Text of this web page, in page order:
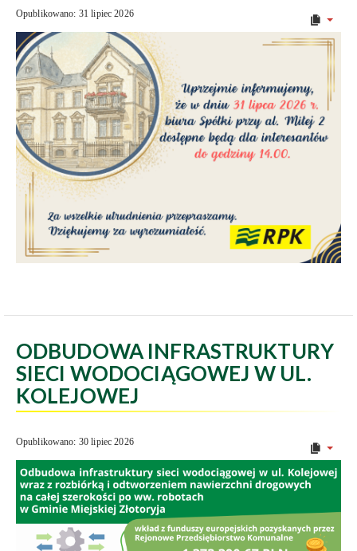
Opublikowano: 31 lipiec 2026
ODBUDOWA INFRASTRUKTURY
SIECI WODOCIĄGOWEJ W UL.
KOLEJOWEJ
Opublikowano: 30 lipiec 2026